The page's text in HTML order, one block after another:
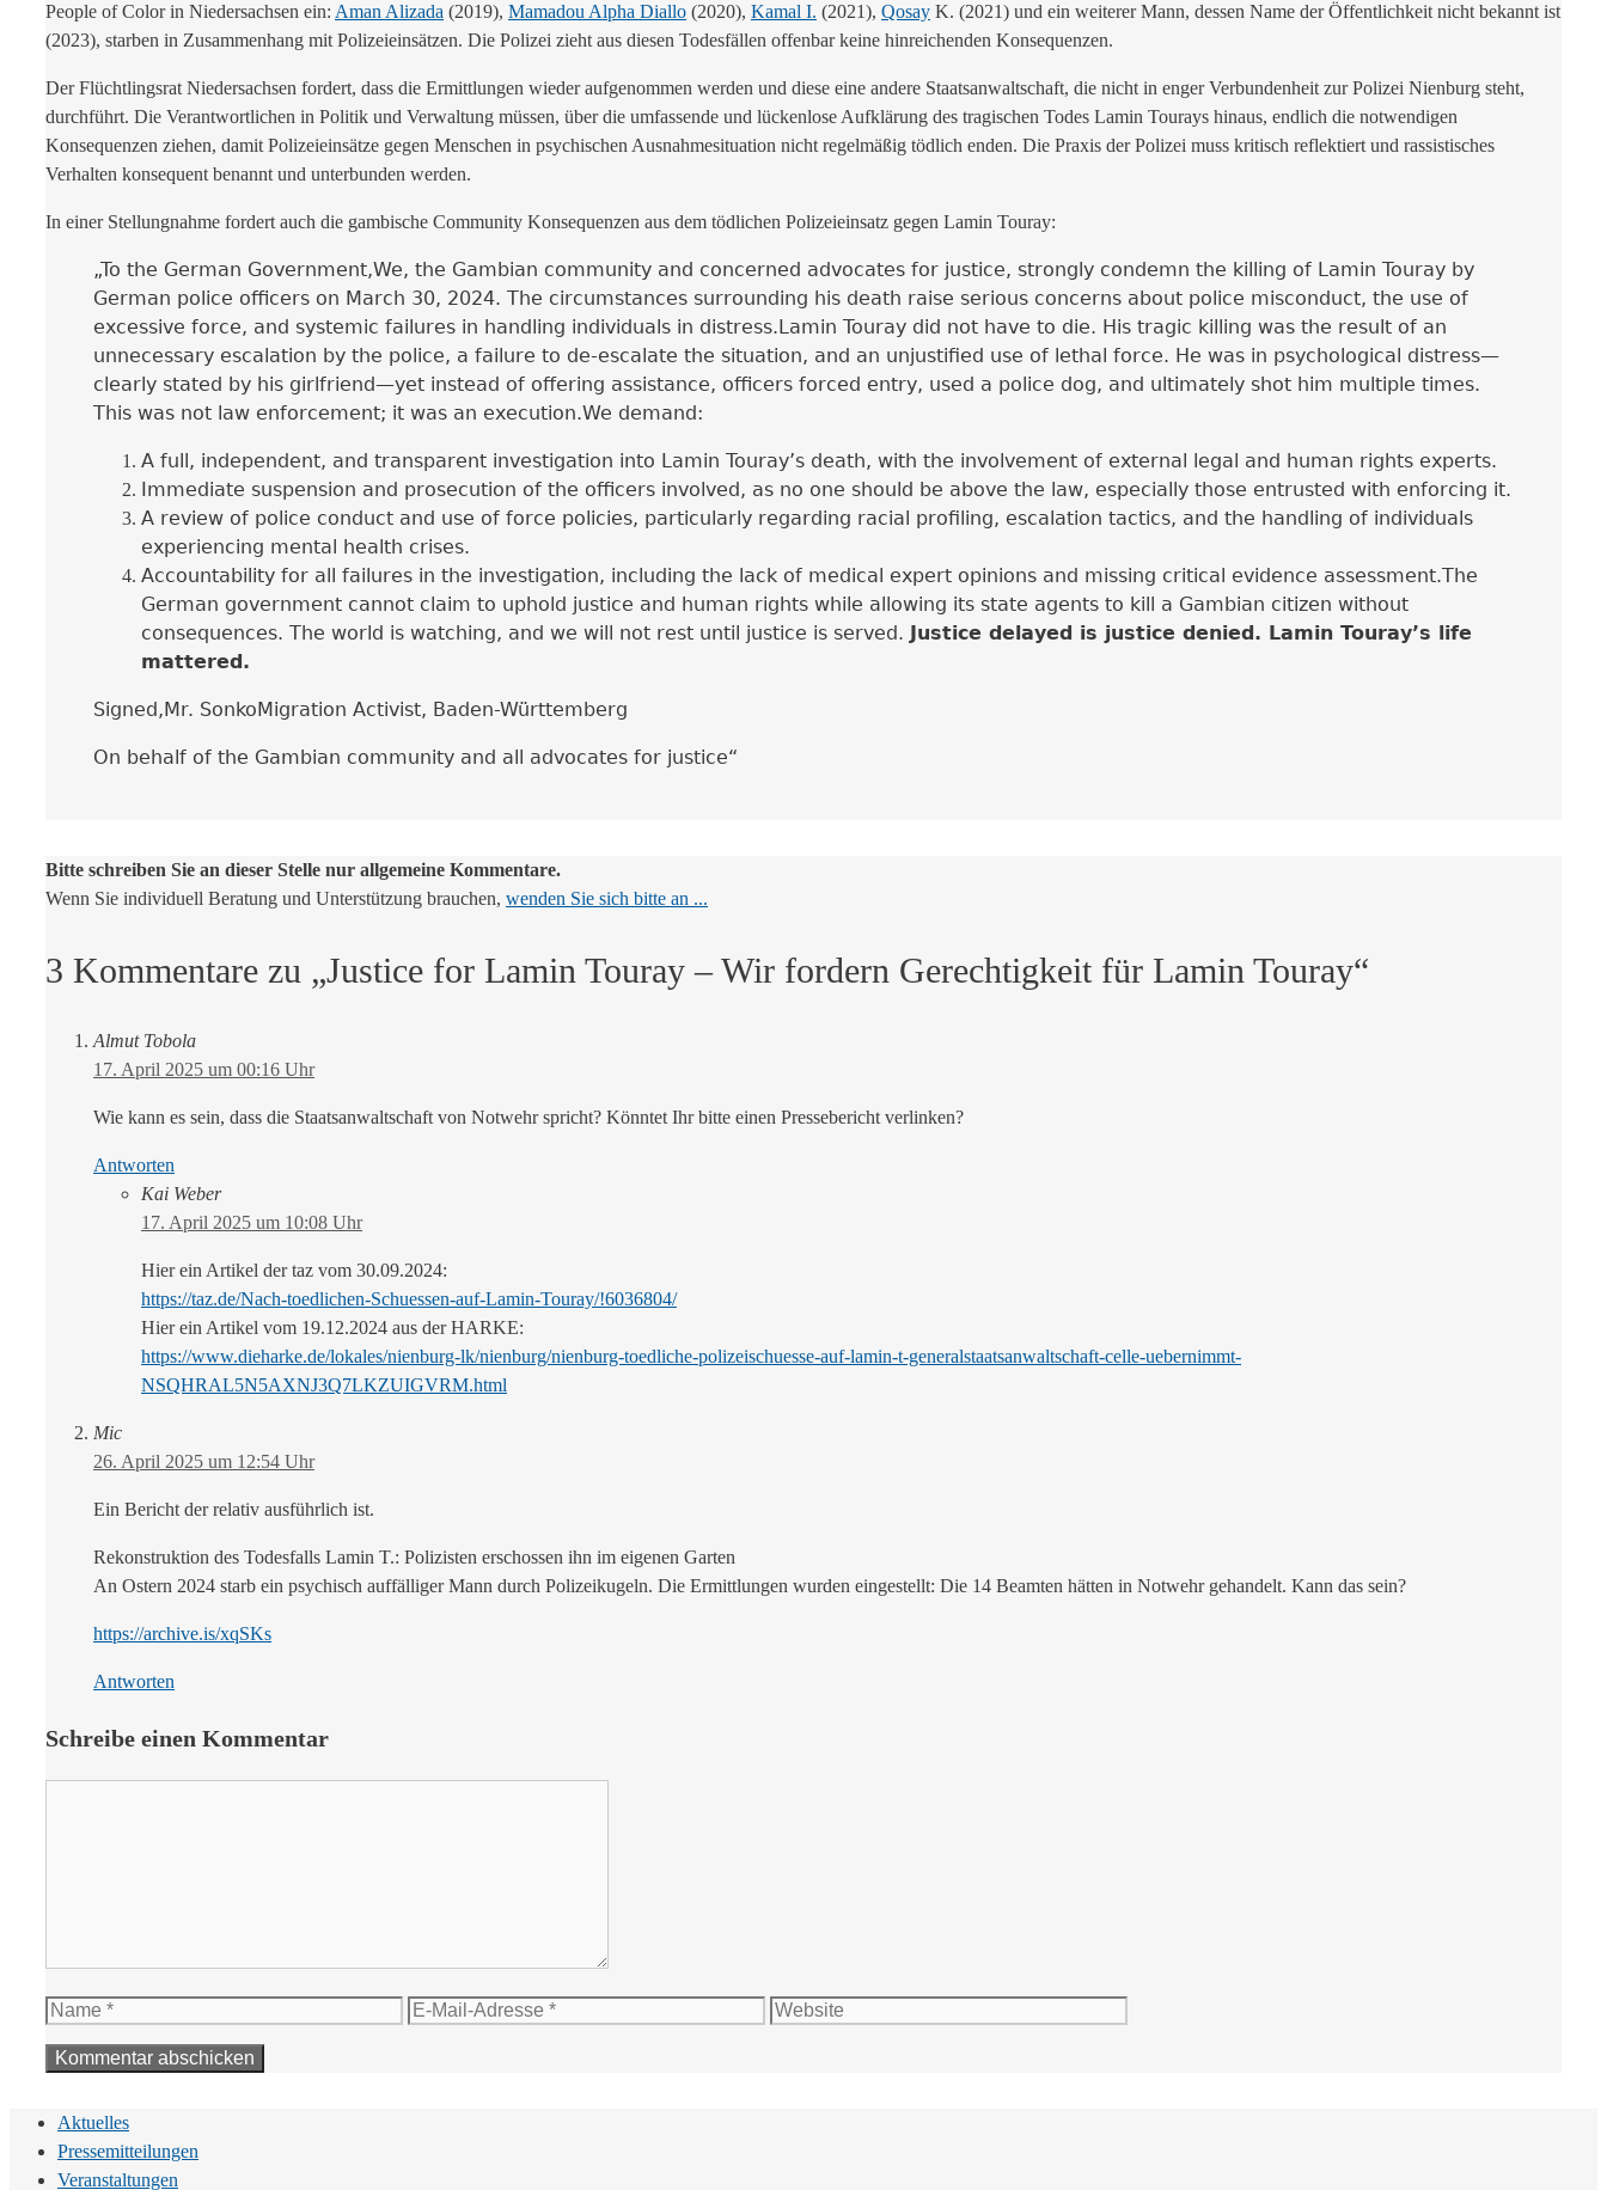
People of Color in Niedersachsen ein: Aman Alizada (2019), Mamadou Alpha Diallo (2020), Kamal I. (2021), Qosay K. (2021) und ein weiterer Mann, dessen Name der Öffentlichkeit nicht bekannt ist
(2023), starben in Zusammenhang mit Polizeieinsätzen. Die Polizei zieht aus diesen Todesfällen offenbar keine hinreichenden Konsequenzen.
Der Flüchtlingsrat Niedersachsen fordert, dass die Ermittlungen wieder aufgenommen werden und diese eine andere Staatsanwaltschaft, die nicht in enger Verbundenheit zur Polizei Nienburg steht,
durchführt. Die Verantwortlichen in Politik und Verwaltung müssen, über die umfassende und lückenlose Aufklärung des tragischen Todes Lamin Tourays hinaus, endlich die notwendigen
Konsequenzen ziehen, damit Polizeieinsätze gegen Menschen in psychischen Ausnahmesituation nicht regelmäßig tödlich enden. Die Praxis der Polizei muss kritisch reflektiert und rassistisches
Verhalten konsequent benannt und unterbunden werden.
In einer Stellungnahme fordert auch die gambische Community Konsequenzen aus dem tödlichen Polizeieinsatz gegen Lamin Touray:
„To the German Government,We, the Gambian community and concerned advocates for justice, strongly condemn the killing of Lamin Touray by
German police officers on March 30, 2024. The circumstances surrounding his death raise serious concerns about police misconduct, the use of
excessive force, and systemic failures in handling individuals in distress. Lamin Touray did not have to die. His tragic killing was the result of an
unnecessary escalation by the police, a failure to de-escalate the situation, and an unjustified use of lethal force. He was in psychological distress—
clearly stated by his girlfriend—yet instead of offering assistance, officers forced entry, used a police dog, and ultimately shot him multiple times.
This was not law enforcement; it was an execution.We demand:
A full, independent, and transparent investigation into Lamin Touray’s death, with the involvement of external legal and human rights experts.
Immediate suspension and prosecution of the officers involved, as no one should be above the law, especially those entrusted with enforcing it.
A review of police conduct and use of force policies, particularly regarding racial profiling, escalation tactics, and the handling of individuals
experiencing mental health crises.
Accountability for all failures in the investigation, including the lack of medical expert opinions and missing critical evidence assessment.The
German government cannot claim to uphold justice and human rights while allowing its state agents to kill a Gambian citizen without
consequences. The world is watching, and we will not rest until justice is served.
Justice delayed is justice denied. Lamin Touray’s life
mattered.
Signed, Mr. Sonko Migration Activist, Baden-Württemberg
On behalf of the Gambian community and all advocates for justice“
Bitte schreiben Sie an dieser Stelle nur allgemeine Kommentare.
Wenn Sie individuell Beratung und Unterstützung brauchen, wenden Sie sich bitte an ...
3 Kommentare zu „Justice for Lamin Touray – Wir fordern Gerechtigkeit für Lamin Touray“
Almut Tobola
17. April 2025 um 00:16 Uhr
Wie kann es sein, dass die Staatsanwaltschaft von Notwehr spricht? Könntet Ihr bitte einen Pressebericht verlinken?
Antworten
Kai Weber
17. April 2025 um 10:08 Uhr
Hier ein Artikel der taz vom 30.09.2024:
https://taz.de/Nach-toedlichen-Schuessen-auf-Lamin-Touray/!6036804/
Hier ein Artikel vom 19.12.2024 aus der HARKE:
https://www.dieharke.de/lokales/nienburg-lk/nienburg/nienburg-toedliche-polizeischuesse-auf-lamin-t-generalstaatsanwaltschaft-celle-uebernimmt-
NSQHRAL5N5AXNJ3Q7LKZUIGVRM.html
Mic
26. April 2025 um 12:54 Uhr
Ein Bericht der relativ ausführlich ist.
Rekonstruktion des Todesfalls Lamin T.: Polizisten erschossen ihn im eigenen Garten
An Ostern 2024 starb ein psychisch auffälliger Mann durch Polizeikugeln. Die Ermittlungen wurden eingestellt: Die 14 Beamten hätten in Notwehr gehandelt. Kann das sein?
https://archive.is/xqSKs
Antworten
Schreibe einen Kommentar
Name
E-
Website
Aktuelles
Pressemitteilungen
Veranstaltungen